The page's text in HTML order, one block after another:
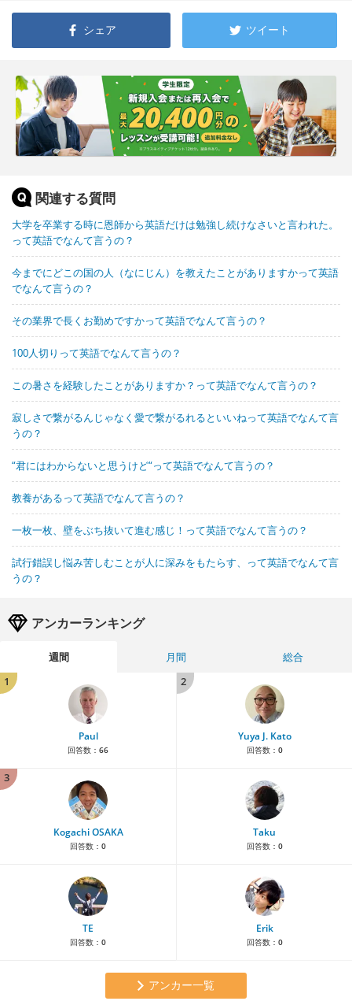
シェア ツイート
関連する質問
大学を卒業する時に恩師から英語だけは勉強し続けなさいと言われた。
って英語でなんて言うの？
今までにどこの国の人（なにじん）を教えたことがありますかって英語
でなんて言うの？
その業界で長くお勤めですかって英語でなんて言うの？
100人切りって英語でなんて言うの？
この暑さを経験したことがありますか？って英語でなんて言うの？
寂しさで繋がるんじゃなく愛で繋がるれるといいねって英語でなんて言
うの？
“君にはわからないと思うけど“って英語でなんて言うの？
教養があるって英語でなんて言うの？
一枚一枚、壁をぶち抜いて進む感じ！って英語でなんて言うの？
試行錯誤し悩み苦しむことが人に深みをもたらす、って英語でなんて言
うの？
アンカーランキング
週間 月間
総合
1
Paul
回答数： 66
2
Yuya J. Kato
回答数： 0
3
Kogachi OSAKA
回答数： 0
Taku
回答数： 0
TE
回答数： 0
Erik
回答数： 0
アンカー一覧